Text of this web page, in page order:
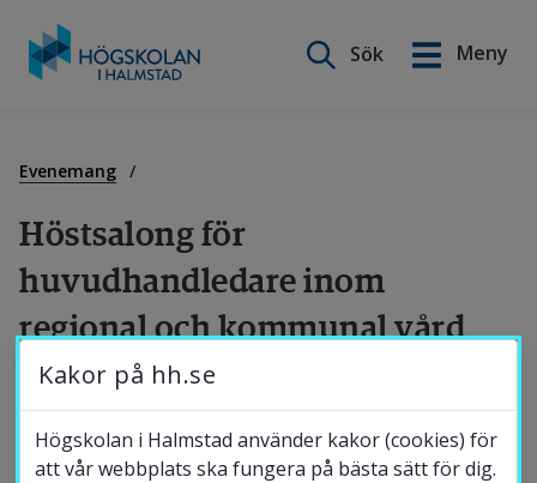
innehåll
Sök
Meny
Evenemang
Höstsalong för
huvudhandledare inom
regional och kommunal vård
Varmt välkommen till Höstsalong 2026 som
riktar sig till huvudhandledare inom regional
och kommunal vård. Vi fortsätter på samma
English
Utbildning
Forskning
Samverkan
Om Högskolan
Kakor på hh.se
Högskolan i Halmstad använder kakor (cookies) för
att vår webbplats ska fungera på bästa sätt för dig.